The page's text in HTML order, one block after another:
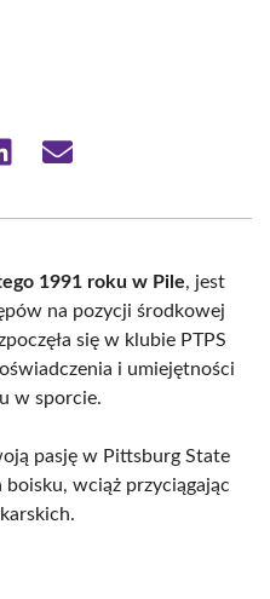
Share
1991 roku w Pile, jest
na pozycji środkowej
się w klubie PTPS
i umiejętności
w sporcie.
pasję w Pittsburg State
wciąż przyciągając